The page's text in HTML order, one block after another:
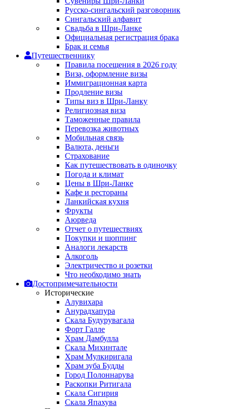
Русско-сингальский разговорник
Сингальский алфавит
Свадьба в Шри-Ланке
Официальная регистрация брака
Брак и семья
Путешественнику
Правила посещения в 2026 году
Виза, оформление визы
Иммиграционная карта
Продление визы
Типы виз в Шри-Ланку
Религиозная виза
Таможенные правила
Перевозка животных
Мобильная связь
Валюта, деньги
Страхование
Как путешествовать в одиночку
Погода и климат
Цены в Шри-Ланке
Кафе и рестораны
Ланкийская кухня
Фрукты
Аюрведа
Отчет о путешествиях
Покупки и шоппинг
Аналоги лекарств
Алкоголь
Электричество и розетки
Что необходимо знать
Достопримечательности
Исторические
Алувихара
Анурадхапура
Скала Будурувагала
Форт Галле
Храм Дамбулла
Скала Михинтале
Храм Мулкиригала
Храм зуба Будды
Город Полоннарува
Раскопки Ритигала
Скала Сигирия
Скала Япахува